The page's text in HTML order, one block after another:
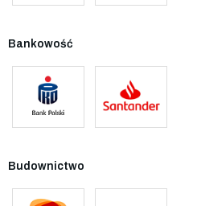
Bankowość
Budownictwo